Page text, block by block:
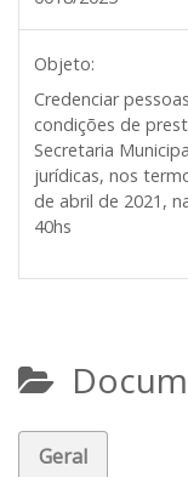
Objeto:
Credenciar
condições de
Secretaria
jurídicas, nos
de abril de 2021,
40hs
Geral